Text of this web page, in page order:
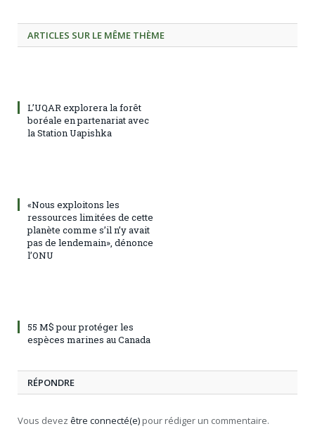
ARTICLES SUR LE MÊME THÈME
L’UQAR explorera la forêt
boréale en partenariat avec
la Station Uapishka
«Nous exploitons les
ressources limitées de cette
planète comme s’il n’y avait
pas de lendemain», dénonce
l’ONU
55 M$ pour protéger les
espèces marines au Canada
RÉPONDRE
Vous devez être connecté(e) pour rédiger un commentaire.